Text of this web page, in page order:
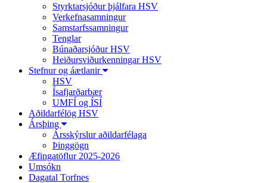
Styrktarsjóður þjálfara HSV
Verkefnasamningur
Samstarfssamningur
Tenglar
Búnaðarsjóður HSV
Heiðursviðurkenningar HSV
Stefnur og áætlanir
HSV
Ísafjarðarbær
UMFÍ og ÍSÍ
Aðildarfélög HSV
Ársþing
Ársskýrslur aðildarfélaga
Þinggögn
Æfingatöflur 2025-2026
Umsókn
Dagatal Torfnes